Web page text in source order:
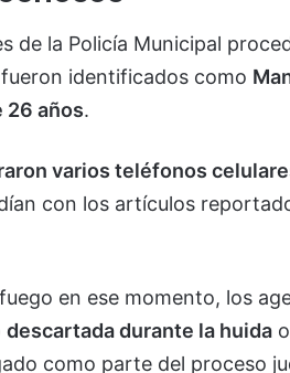
de la Policía Municipal
fueron identificados como
26 años.
varios teléfonos
con los artículos
en ese momento, los
descartada durante la huida
como parte del proceso